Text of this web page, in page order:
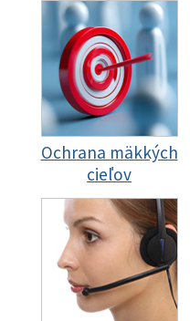
Ochrana mäkkých
cieľov